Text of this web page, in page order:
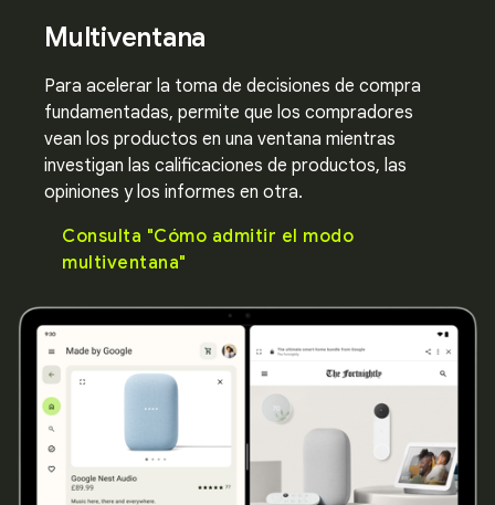
Multiventana
Para acelerar la toma de decisiones de compra
fundamentadas, permite que los compradores
vean los productos en una ventana mientras
investigan las calificaciones de productos, las
opiniones y los informes en otra.
Consulta "Cómo admitir el modo
multiventana"